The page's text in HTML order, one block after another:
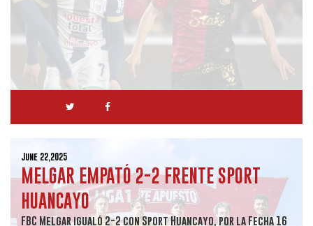
June 22,2025
MELGAR EMPATÓ 2-2 FRENTE SPORT
HUANCAYO
FBC Melgar igualó 2-2 con Sport Huancayo, por la Fecha 16